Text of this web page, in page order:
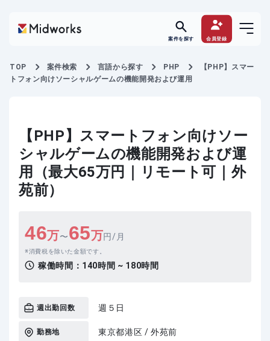
案件を探す 会員登録
TOP 案件検索 言語から探す PHP
【PHP】スマー
トフォン向けソーシャルゲームの機能開発および運用
【PHP】スマートフォン向けソー
シャルゲームの機能開発および運
用（最大65万円｜リモート可｜外
苑前）
46万〜65万円/月
消費税を除いた金額です。
稼働時間： 140時間 ~ 180時間
週出勤回数 週５日
勤務地 東京都港区 / 外苑前